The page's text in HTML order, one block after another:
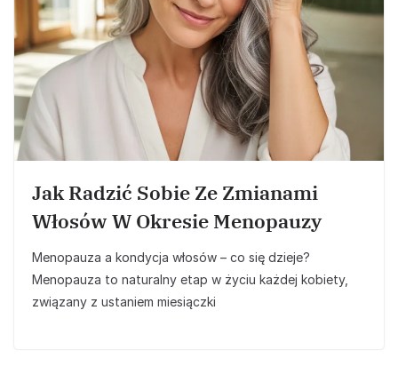
Jak Radzić Sobie Ze Zmianami
Włosów W Okresie Menopauzy
Menopauza a kondycja włosów – co się dzieje?
Menopauza to naturalny etap w życiu każdej kobiety,
związany z ustaniem miesiączki